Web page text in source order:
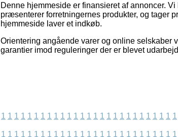
Denne hjemmeside er finansieret af annoncer.
præsenterer forretningernes produkter, og tager
hjemmeside laver et indkøb.
Orientering angående varer og online
garantier imod reguleringer der er blevet
1 1 1 1 1 1 1 1 1 1 1 1 1 1 1 1 1 1 1 1 1 1 1 1 1 1 1
1 1 1 1 1 1 1 1 1 1 1 1 1 1 1 1 1 1 1 1 1 1 1 1 1 1 1